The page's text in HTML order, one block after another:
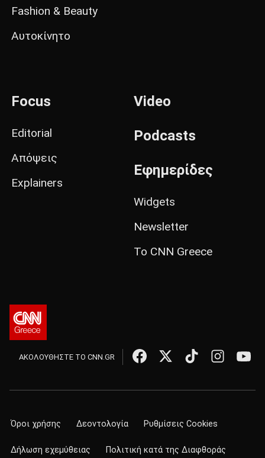
Fashion & Beauty
Αυτοκίνητο
Focus
Editorial
Απόψεις
Explainers
Video
Podcasts
Εφημερίδες
Widgets
Newsletter
Το CNN Greece
ΑΚΟΛΟΥΘΗΣΤΕ ΤΟ CNN.GR
Όροι χρήσης Δεοντολογία Ρυθμίσεις Cookies
Δήλωση εχεμύθειας Πολιτική κατά της Διαφθοράς